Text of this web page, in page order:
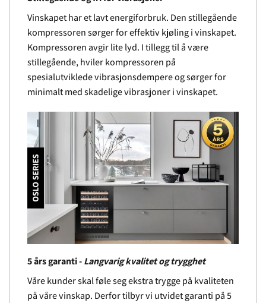
Vinskapet har et lavt energiforbruk. Den stillegående
kompressoren sørger for effektiv kjøling i vinskapet.
Kompressoren avgir lite lyd. I tillegg til å være
stillegående, hviler kompressoren på
spesialutviklede vibrasjonsdempere og sørger for
minimalt med skadelige vibrasjoner i vinskapet.
5 års garanti -Langvarig kvalitet og trygghet
Våre kunder skal føle seg ekstra trygge på kvaliteten
på våre vinskap. Derfor tilbyr vi utvidet garanti på 5